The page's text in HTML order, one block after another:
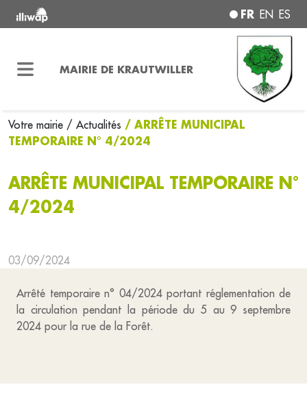
FR EN ES
MAIRIE DE KRAUTWILLER
Votre mairie / Actualités / ARRÊTE MUNICIPAL
TEMPORAIRE N° 4/2024
ARRÊTE MUNICIPAL TEMPORAIRE N°
4/2024
03/09/2024
Arrêté temporaire n° 04/2024 portant réglementation de
la circulation pendant la période du 5 au 9 septembre
2024 pour la rue de la Forêt.